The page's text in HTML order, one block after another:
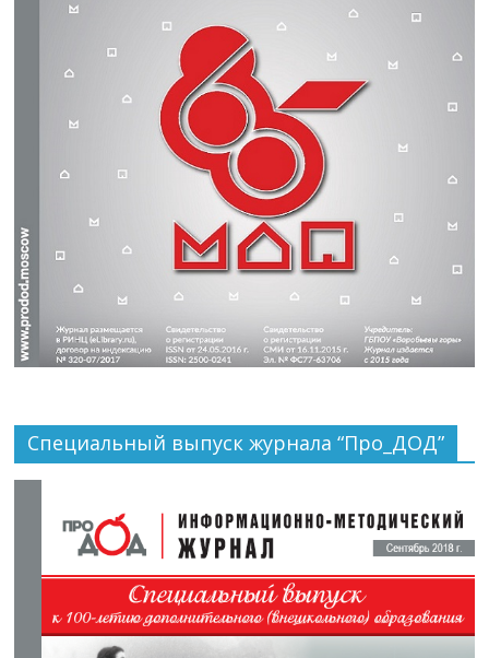
Специальный выпуск журнала “Про_ДОД”